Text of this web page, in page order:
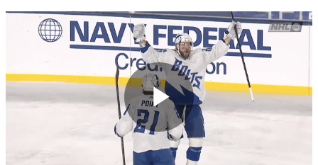
Play